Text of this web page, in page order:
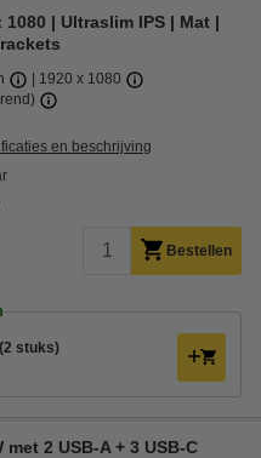
| Ultraslim IPS | Mat |
1920 x 1080
en beschrijving
Bestellen
stuks)
2 USB-A + 3 USB-C